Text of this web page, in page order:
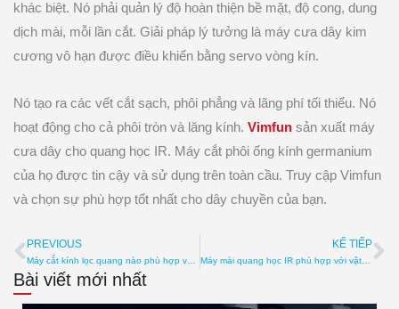
khác biệt. Nó phải quản lý độ hoàn thiện bề mặt, độ cong, dung
dịch mài, mỗi lần cắt. Giải pháp lý tưởng là máy cưa dây kim
cương vô hạn được điều khiển bằng servo vòng kín.
Nó tạo ra các vết cắt sạch, phôi phẳng và lãng phí tối thiểu. Nó
hoạt động cho cả phôi tròn và lăng kính. Vimfun sản xuất máy
cưa dây cho quang học IR. Máy cắt phôi ống kính germanium
của họ được tin cậy và sử dụng trên toàn cầu. Truy cập Vimfun
và chọn sự phù hợp tốt nhất cho dây chuyền của bạn.
Prev
PREVIOUS
Máy cắt kính lọc quang nào phù hợp với kính phủ? Lớp phủ, Kiểm soát nhiệt, Tốc độ
KẾ TIẾP
Máy mài quang học IR phù hợp với vật liệu nào? Germanium, Silicon, ZnSe
Bài viết mới nhất